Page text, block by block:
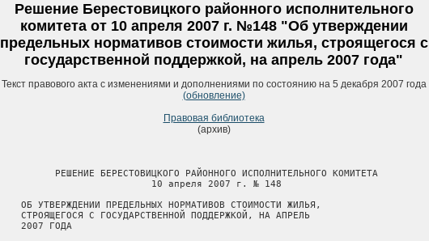
Решение Берестовицкого районного исполнительного
комитета от 10 апреля 2007 г. №148 "Об утверждении
предельных нормативов стоимости жилья, строящегося с
государственной поддержкой, на апрель 2007 года"
Текст правового акта с изменениями и дополнениями по состоянию на 5 декабря 2007 года
(обновление)
Правовая библиотека
(архив)
      РЕШЕНИЕ БЕРЕСТОВИЦКОГО РАЙОННОГО ИСПОЛНИТЕЛЬНОГО КОМИТЕТА
                       10 апреля 2007 г. № 148
ОБ УТВЕРЖДЕНИИ ПРЕДЕЛЬНЫХ НОРМАТИВОВ СТОИМОСТИ ЖИЛЬЯ,
СТРОЯЩЕГОСЯ С ГОСУДАРСТВЕННОЙ ПОДДЕРЖКОЙ, НА АПРЕЛЬ
2007 ГОДА